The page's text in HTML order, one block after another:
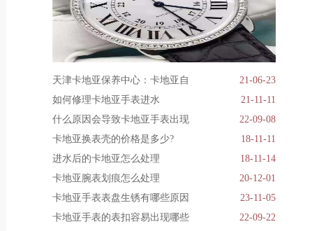
天津卡地亚保养中心：卡地亚自
21-06-23
如何修理卡地亚手表进水
21-11-11
什么原因会导致卡地亚手表出现
22-09-08
卡地亚换表壳的价格是多少?
18-11-11
进水后的卡地亚怎么处理
18-11-14
卡地亚腕表划痕怎么处理
20-12-01
卡地亚手表表盘生锈有哪些原因
23-11-05
卡地亚手表的表扣容易出现哪些
22-09-22